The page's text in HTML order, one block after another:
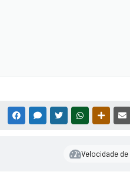
FACEBOOKMESSENGER
TWITTERWHATSAPP
Velocidade de